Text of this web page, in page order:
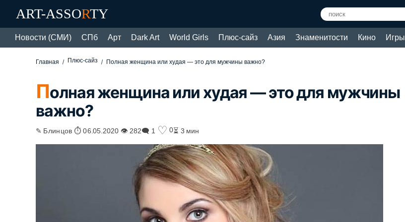
ART-ASSORTY
Новости (СМИ) СПб Арт Dark Art World Girls Плюс-сайз Азия Знаменитости Кино Игры
Главная Плюс-сайз Полная женщина или худая — это для мужчины важно?
Полная женщина или худая — это для мужчины
важно?
✎ Блинцов ⏱ 06.05.2020 👁 282🗨 1 ♡ 0⏳ 3 мин